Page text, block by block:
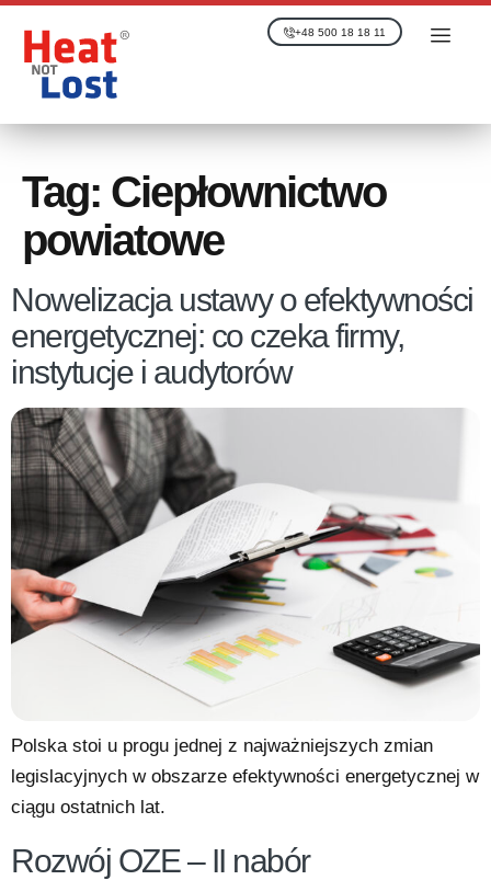
+48 500 18 18 11
Tag: Ciepłownictwo
powiatowe
Nowelizacja ustawy o efektywności
energetycznej: co czeka firmy,
instytucje i audytorów
Polska stoi u progu jednej z najważniejszych zmian
legislacyjnych w obszarze efektywności energetycznej w
ciągu ostatnich lat.
Rozwój OZE – II nabór